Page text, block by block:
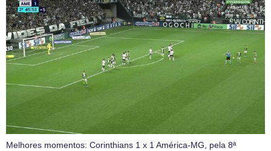
Melhores momentos: Corinthians 1 x 1 América-MG, pela 8ª